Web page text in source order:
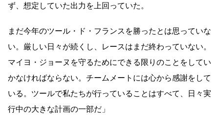
ず、想定していた出力を上回っていた。
まだ今年のツール・ド・フランスを勝ったとは思っていな
い。厳しい日々が続くし、レースはまだ終わっていない。
マイヨ・ジョーヌを守るためにできる限りのことをしてい
かなければならない。チームメートには心から感謝をして
いる。ツールで私たちが行っていることはすべて、日々実
行中の大きな計画の一部だ」